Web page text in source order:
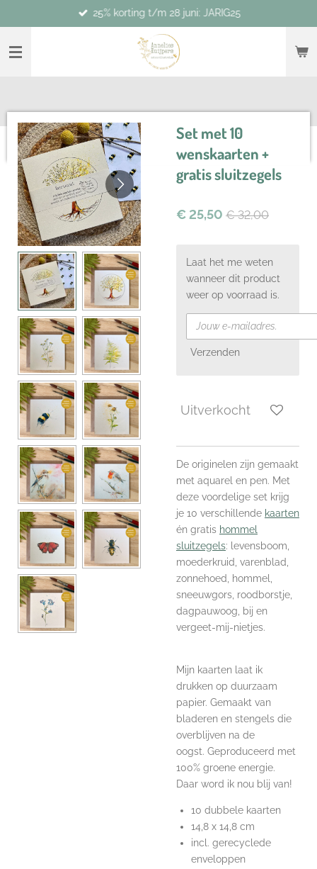
direct
naar
hoofdinhoud
25% korting t/m 28 juni: JARIG25
Set met 10
wenskaarten +
gratis sluitzegels
€ 25,50 € 32,00
Laat het me weten
wanneer dit product
weer op voorraad is.
Verzenden
Uitverkocht
De originelen zijn gemaakt
met aquarel en pen. Met
deze voordelige set krijg
je 10 verschillende kaarten
én gratis hommel
sluitzegels: levensboom,
moederkruid, varenblad,
zonnehoed, hommel,
sneeuwgors, roodborstje,
dagpauwoog, bij en
vergeet-mij-nietjes.
Mijn kaarten laat ik
drukken op duurzaam
papier. Gemaakt van
bladeren en stengels die
overblijven na de
oogst. Geproduceerd met
100% groene energie.
Daar word ik nou blij van!
10 dubbele kaarten
14,8 x 14,8 cm
incl. gerecyclede
enveloppen